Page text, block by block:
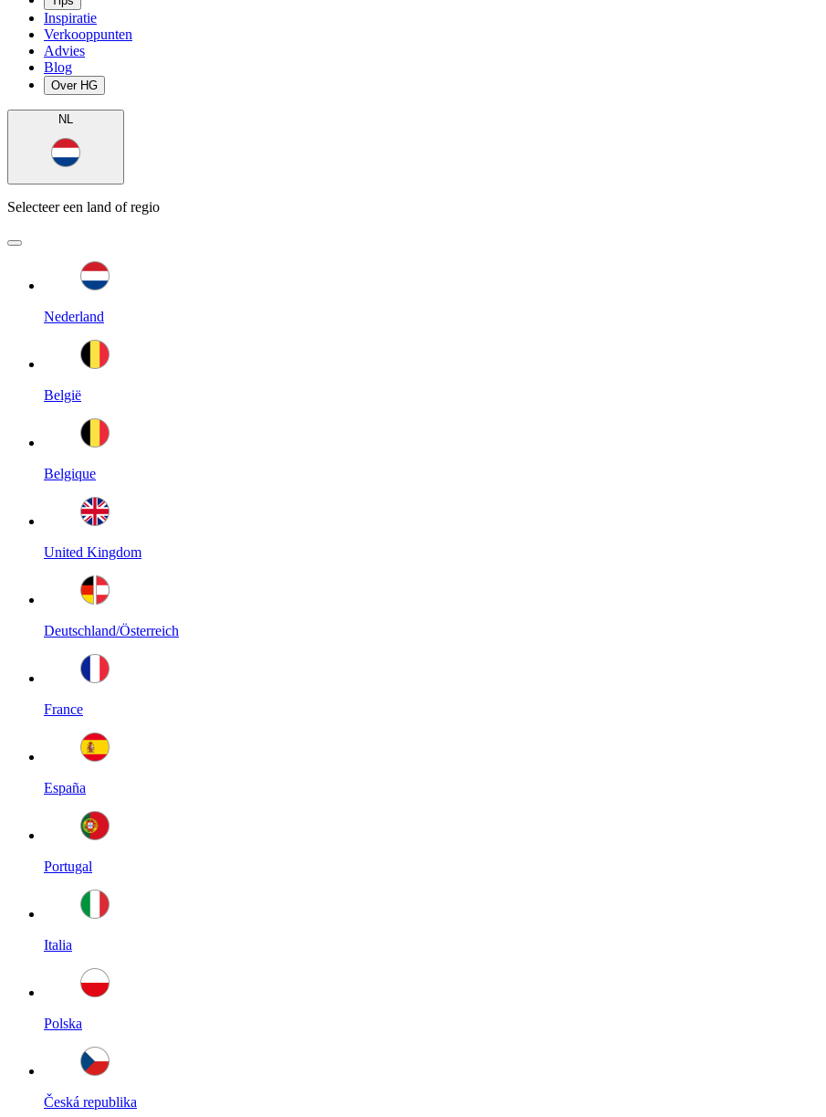
Inspiratie
Verkooppunten
Advies
Blog
Over HG
NL
Selecteer een land of regio
Nederland
België
Belgique
United Kingdom
Deutschland/Österreich
France
España
Portugal
Italia
Polska
Česká republika